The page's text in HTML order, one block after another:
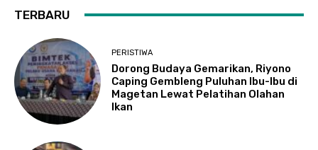
TERBARU
PERISTIWA
Dorong Budaya Gemarikan, Riyono
Caping Gembleng Puluhan Ibu-Ibu di
Magetan Lewat Pelatihan Olahan
Ikan